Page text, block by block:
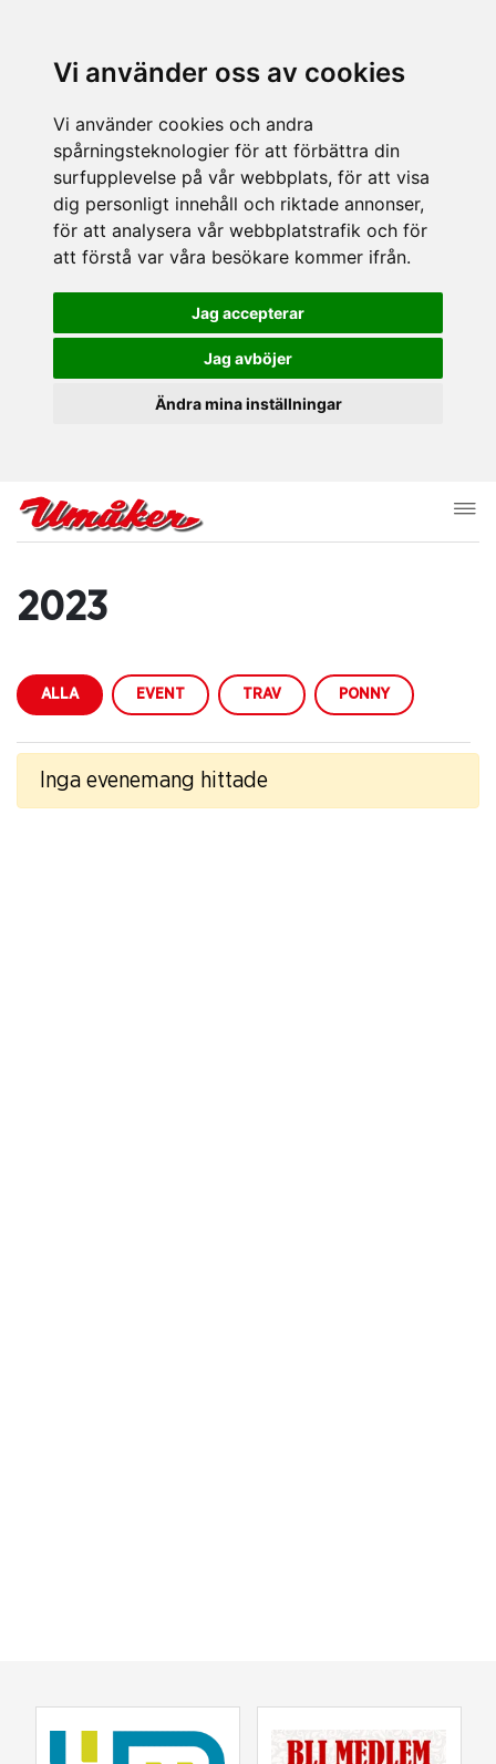
Vi använder oss av cookies
Vi använder cookies och andra
spårningsteknologier för att förbättra din
surfupplevelse på vår webbplats, för att visa
dig personligt innehåll och riktade annonser,
för att analysera vår webbplatstrafik och för
att förstå var våra besökare kommer ifrån.
Jag accepterar
Jag avböjer
Ändra mina inställningar
2023
ALLA EVENT TRAV PONNY
Inga evenemang hittade